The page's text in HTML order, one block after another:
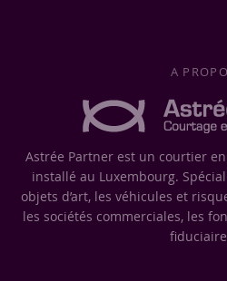
A
Astrée Partner est un courtier
installé au Luxembourg.
objets d’art, les véhicules et
les sociétés commerciales, les